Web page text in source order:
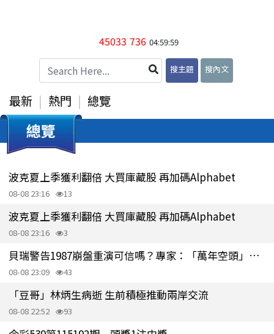
45033 736 04:59:59
搜主題 搜內文
最新 熱門 總覽
總覽
波克夏上季獲利翻倍 大買庫藏股 再加碼Alphabet
08-08 23:16 13
波克夏上季獲利翻倍 大買庫藏股 再加碼Alphabet
08-08 23:16 3
貝瑞警告1987崩盤重演可信嗎？專家：「萬年空頭」忽略美股重要事實
08-08 23:09 43
「豆哥」林炳生病逝 生前積極推動兩岸交流
08-08 22:52 93